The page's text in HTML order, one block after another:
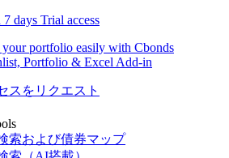
7 days Trial access
your portfolio easily with Cbonds
Portfolio & Excel Add-in
スをリクエスト
索および債券マップ